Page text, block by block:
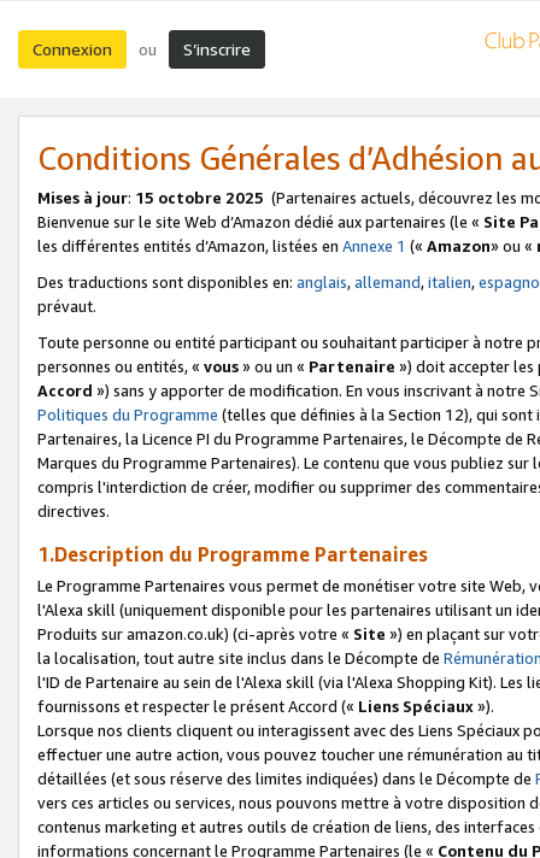
Connexion ou S’inscrire
Conditions Générales d’Adhésion
Mises à jour: 15 octobre 2025 (Partenaires actuels, découvrez les
Bienvenue sur le site Web d’Amazon dédié aux partenaires (le « Site
les différentes entités d’Amazon, listées en Annexe 1 (« Amazon» ou «
Des traductions sont disponibles en: anglais,allemand,italien,
prévaut.
Toute personne ou entité participant ou souhaitant participer à notre
personnes ou entités, « vous» ou un « Partenaire ») doit accepter les
Accord ») sans y apporter de modification. En vous inscrivant à notre
Politiques du Programme (telles que définies à la Section 12), qui
Partenaires, la Licence PI du Programme Partenaires, le Décompte de
Marques du Programme Partenaires). Le contenu que vous publiez
compris l'interdiction de créer, modifier ou supprimer des
directives.
1.Description du Programme Partenaires
Le Programme Partenaires vous permet de monétiser votre site Web,
l'Alexa skill (uniquement disponible pour les partenaires utilisant un
Produits sur amazon.co.uk) (ci-après votre « Site ») en plaçant sur
la localisation, tout autre site inclus dans le Décompte de
l'ID de Partenaire au sein de l'Alexa skill (via l'Alexa Shopping Kit).
fournissons et respecter le présent Accord (« Liens Spéciaux»).
Lorsque nos clients cliquent ou interagissent avec des Liens Spéciaux
effectuer une autre action, vous pouvez toucher une rémunération
détaillées (et sous réserve des limites indiquées) dans le Décompte de
vers ces articles ou services, nous pouvons mettre à votre disposition
contenus marketing et autres outils de création de liens, des
informations concernant le Programme Partenaires (le « Contenu du